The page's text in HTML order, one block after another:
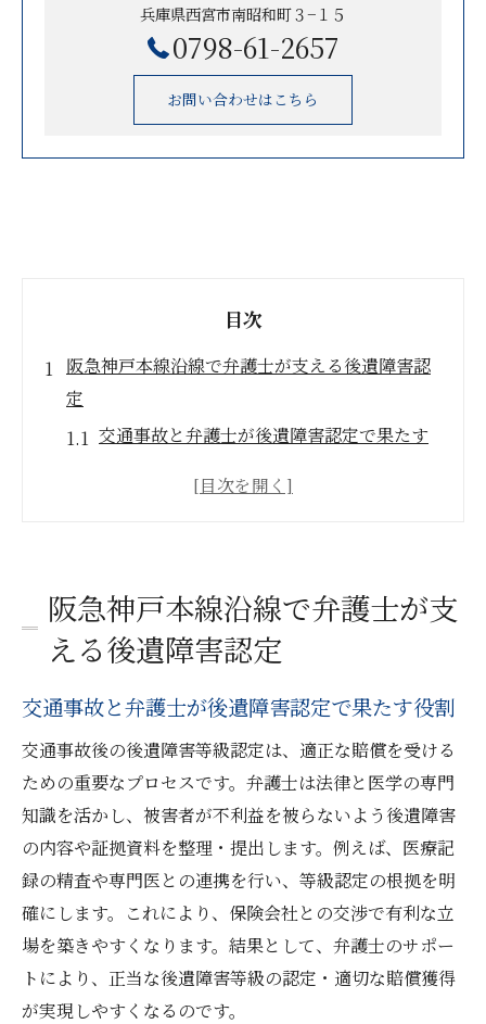
兵庫県西宮市南昭和町３−１５
0798-61-2657
お問い合わせはこちら
目次
阪急神戸本線沿線で弁護士が支える後遺障害認
定
交通事故と弁護士が後遺障害認定で果たす
兵庫県で交通事故に強い弁護士の特徴とは
交通事故に強い弁護士選びのポイント
理由
交通事故後の等級認定に弁護士が必要な理由
交通事故後に弁護士が等級認定で重要な理
由
等級認定で弁護士が交渉を有利に進めるポ
イント
後遺障害認定で弁護士が被害者を守る仕組
み
交通事故被害者が弁護士に頼るべき瞬間と
阪急神戸本線沿線で弁護士が支
える後遺障害認定
交通事故と弁護士が後遺障害認定で果たす役割
交通事故後の後遺障害等級認定は、適正な賠償を受ける
ための重要なプロセスです。弁護士は法律と医学の専門
知識を活かし、被害者が不利益を被らないよう後遺障害
の内容や証拠資料を整理・提出します。例えば、医療記
録の精査や専門医との連携を行い、等級認定の根拠を明
確にします。これにより、保険会社との交渉で有利な立
場を築きやすくなります。結果として、弁護士のサポー
トにより、正当な後遺障害等級の認定・適切な賠償獲得
が実現しやすくなるのです。